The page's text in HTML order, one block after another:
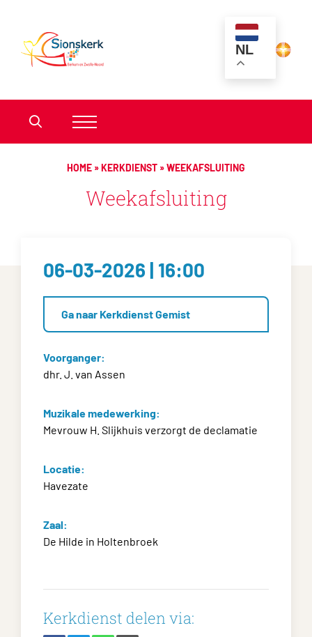
NL
HOME »KERKDIENST »WEEKAFSLUITING
Weekafsluiting
06-03-2026 | 16:00
Ga naar Kerkdienst Gemist
Voorganger:
dhr. J. van Assen
Muzikale medewerking:
Mevrouw H. Slijkhuis verzorgt de declamatie
Locatie:
Havezate
Zaal:
De Hilde in Holtenbroek
Kerkdienst delen via: